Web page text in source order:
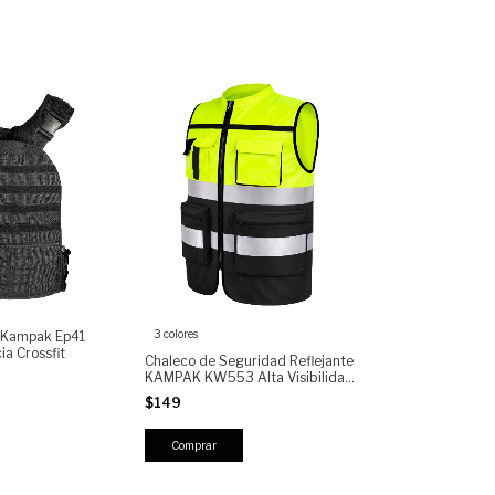
Ep41
Crossfit
3 colores
Chaleco de Seguridad Reflejante
KAMPAK KW553 Alta Visibilidad
con Bolsillos Multifunción y
Cierre Reforzado para Trabajo,
Construcción y Seguridad Ind
$149
Comprar